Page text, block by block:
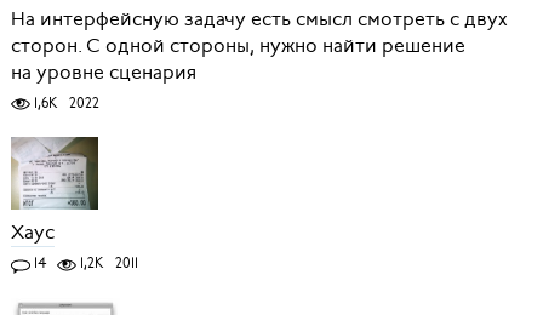
На интерфейсную задачу есть смысл смотреть с двух
сторон. С одной стороны, нужно найти решение
на уровне сценария
1,6K 2022
Хаус
14 1,2K 2011